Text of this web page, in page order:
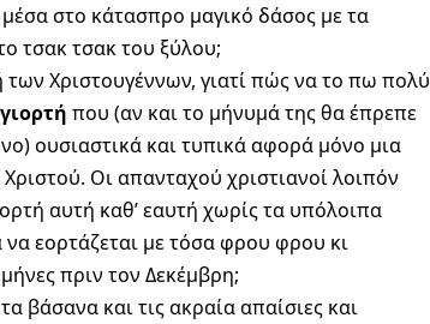
στο κάτασπρο μαγικό δάσος με τα
τσακ τσακ του ξύλου;
των Χριστουγέννων, γιατί πώς να το πω πολύ
που (αν και το μήνυμά της θα έπρεπε
ουσιαστικά και τυπικά αφορά μόνο μια
Οι απανταχού χριστιανοί λοιπόν
αυτή καθ’ εαυτή χωρίς τα υπόλοιπα
εορτάζεται με τόσα φρου φρου κι
πριν τον Δεκέμβρη;
βάσανα και τις ακραία απαίσιες και